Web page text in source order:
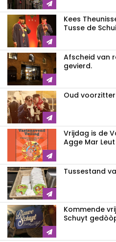
Kees
Tusse de
Afscheid van
gevierd.
Oud
Vrijdag is de
Agge Mar Leut
Tussestand
Kommende
Schuyt